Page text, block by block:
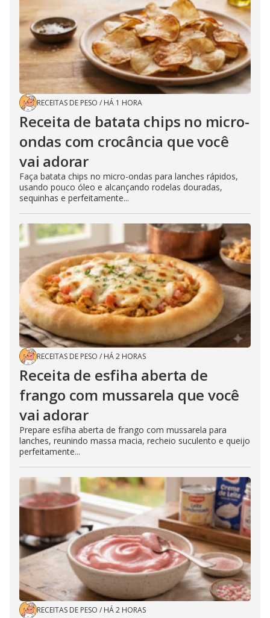
RECEITAS DE PESO / HÁ 1 HORA
Receita de batata chips no micro-
ondas com crocância que você
vai adorar
Faça batata chips no micro-ondas para lanches rápidos,
usando pouco óleo e alcançando rodelas douradas,
sequinhas e perfeitamente...
RECEITAS DE PESO / HÁ 2 HORAS
Receita de esfiha aberta de
frango com mussarela que você
vai adorar
Prepare esfiha aberta de frango com mussarela para
lanches, reunindo massa macia, recheio suculento e queijo
perfeitamente...
RECEITAS DE PESO / HÁ 2 HORAS